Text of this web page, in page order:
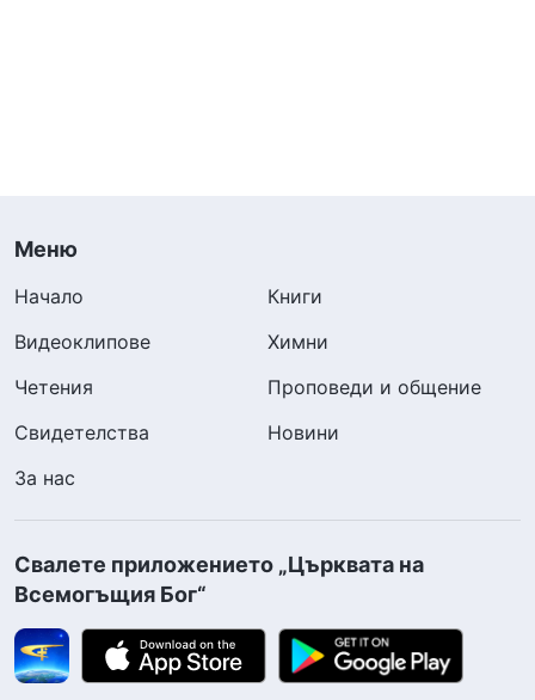
Меню
Начало
Книги
Видеоклипове
Химни
Четения
Проповеди и общение
Свидетелства
Новини
За нас
Свалете приложението „Църквата на
Всемогъщия Бог“